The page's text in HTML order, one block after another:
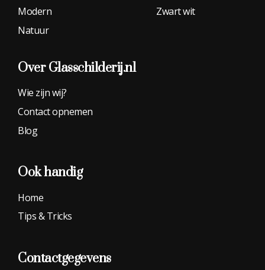
Modern
Natuur
Zwart wit
Over Glasschilderij.nl
Wie zijn wij?
Contact opnemen
Blog
Ook handig
Home
Tips & Tricks
Contactgegevens